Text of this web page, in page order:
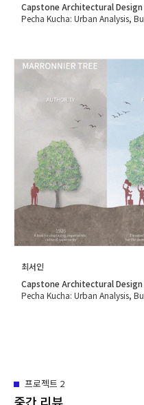
Capstone Architectural Design
Pecha Kucha: Urban Analysis,
최서인
Capstone Architectural Design
Pecha Kucha: Urban Analysis,
프로젝트 2
중간 리뷰